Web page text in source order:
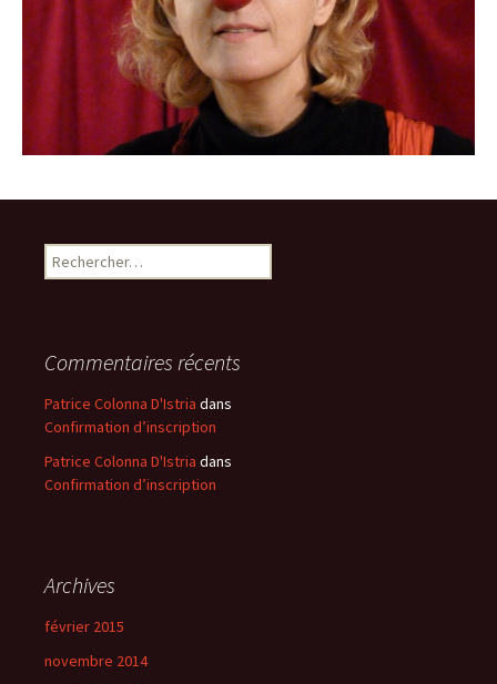
Rechercher :
Commentaires récents
Patrice Colonna D'Istria dans
Confirmation d’inscription
Patrice Colonna D'Istria dans
Confirmation d’inscription
Archives
février 2015
novembre 2014